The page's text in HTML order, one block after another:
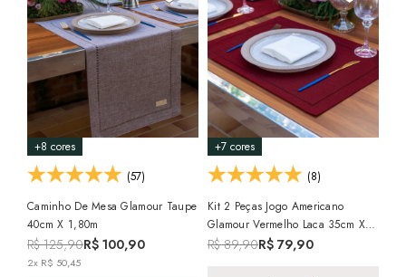
+8 cores
(57)
Caminho De Mesa Glamour Taupe
40cm X 1,80m
R$ 125,90R$ 100,90
2x R$ 50,45
+7 cores
(8)
Kit 2 Peças Jogo Americano
Glamour Vermelho Laca 35cm X
50cm
R$ 89,90R$ 79,90